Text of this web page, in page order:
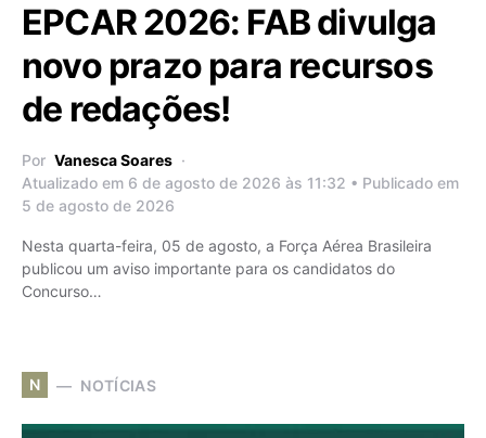
EPCAR 2026: FAB divulga
novo prazo para recursos
de redações!
Por Vanesca Soares
Atualizado em 6 de agosto de 2026 às 11:32 • Publicado em
5 de agosto de 2026
Nesta quarta-feira, 05 de agosto, a Força Aérea Brasileira
publicou um aviso importante para os candidatos do
Concurso…
N NOTÍCIAS